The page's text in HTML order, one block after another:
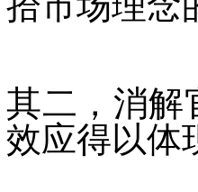
其二，消解
效应得以体